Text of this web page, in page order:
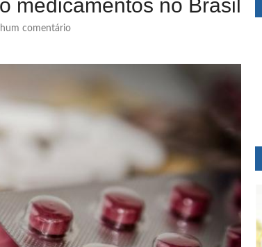
medicamentos no Brasil
comentário